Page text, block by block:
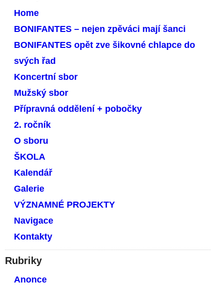
Home
BONIFANTES – nejen zpěváci mají šanci
BONIFANTES opět zve šikovné chlapce do
svých řad
Koncertní sbor
Mužský sbor
Přípravná oddělení + pobočky
2. ročník
O sboru
ŠKOLA
Kalendář
Galerie
VÝZNAMNÉ PROJEKTY
Navigace
Kontakty
Rubriky
Anonce